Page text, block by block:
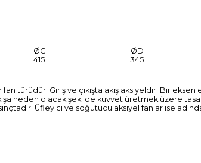
ØC ØD
415 345
türüdür. Giriş ve çıkışta akış aksiyeldir. Bir
neden olacak şekilde kuvvet üretmek üzere
Üfleyici ve soğutucu aksiyel fanlar ise